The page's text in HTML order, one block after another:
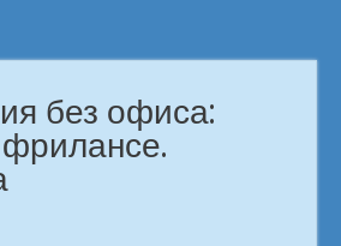
без офиса: